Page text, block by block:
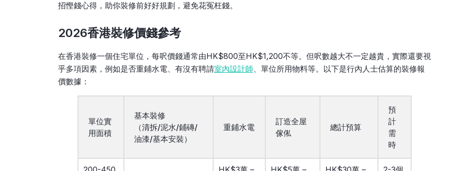
招慳錢心得，助你裝修前好好規劃，避免花冤枉錢。
2026香港裝修價錢參考
在香港裝修一個住宅單位，每呎價錢通常由HK$800至HK$1,200不等。但呎數越大不一定越貴，實際還要視
乎多項因素，例如是否重鋪水電、有沒有聘請室內設計師、單位所用物料等。以下是行內人士估算的裝修報
價數據：
單位實
用面積
基本裝修
（清拆/泥水/鋪磚/
油漆/基本安裝）
重鋪水電
訂造全屋
傢俬
總計預算
預
計
需
時